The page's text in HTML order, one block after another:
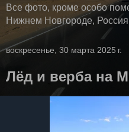
Все фото, кроме особо
Нижнем Новгороде, Россия
воскресенье, 30 марта 2025 г.
Лёд и верба на